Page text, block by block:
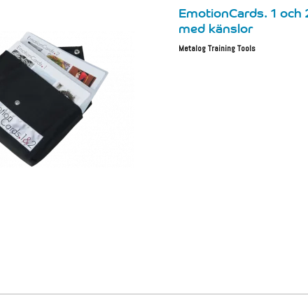
EmotionCards. 1
med känslor
Metalog Training Tools